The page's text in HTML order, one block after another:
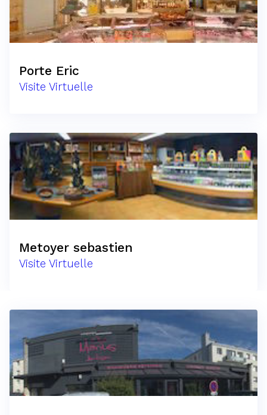
Porte Eric
Visite Virtuelle
Metoyer sebastien
Visite Virtuelle